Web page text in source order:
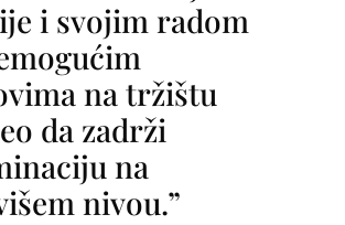
i svojim radom
na tržištu
da zadrži
na
nivou.”